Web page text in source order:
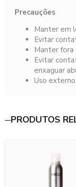
Precauções
Manter em
Evitar
Manter fora
Evitar
enxaguar
Uso externo.
PRODUTOS